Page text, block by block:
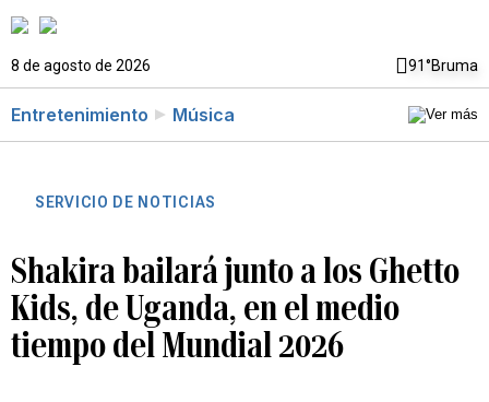
8 de agosto de 2026 91°Bruma
Entretenimiento Música
SERVICIO DE NOTICIAS
Shakira bailará junto a los Ghetto
Kids, de Uganda, en el medio
tiempo del Mundial 2026